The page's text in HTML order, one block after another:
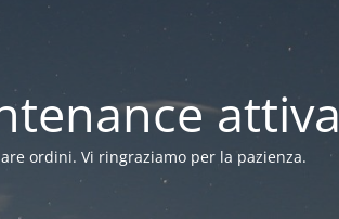
attiva
ordini. Vi ringraziamo per la pazienza.